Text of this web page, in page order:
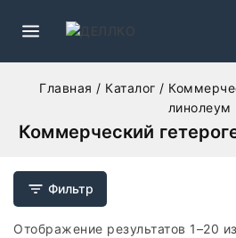
Главная / Каталог /
линолеум
Коммерческий
Фильтр
Отображение результатов 1–20 из